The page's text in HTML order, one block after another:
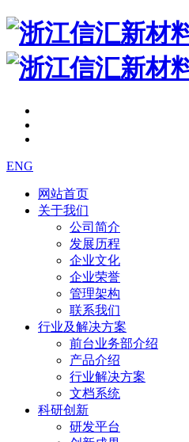
ENG
网站首页
关于我们
公司简介
发展历程
企业文化
企业荣誉
管理架构
联系我们
行业及解决方案
前台业务部介绍
产品介绍
行业解决方案
文档系统
科研创新
研发平台